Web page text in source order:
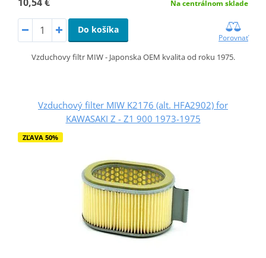
Na centrálnom sklade
Do košíka
Porovnať
Vzduchovy filtr MIW - Japonska OEM kvalita od roku 1975.
Vzduchový filter MIW K2176 (alt. HFA2902) for
KAWASAKI Z - Z1 900 1973-1975
ZĽAVA 50%